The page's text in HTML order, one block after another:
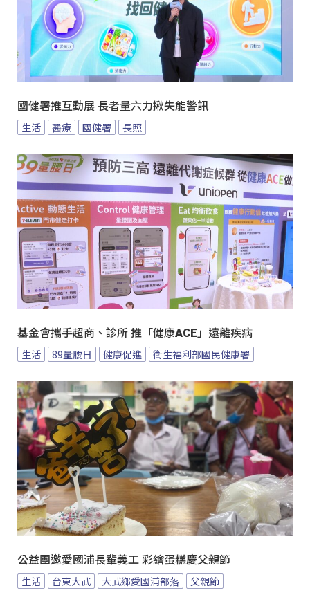
國健署推互動展 長者量六力揪失能警訊
生活 醫療 國健署 長照
基金會攜手超商、診所 推「健康ACE」遠離疾病
生活 89量腰日 健康促進 衛生福利部國民健康署
公益團邀愛國浦長輩義工 彩繪蛋糕慶父親節
生活 台東大武 大武鄉愛國浦部落 父親節